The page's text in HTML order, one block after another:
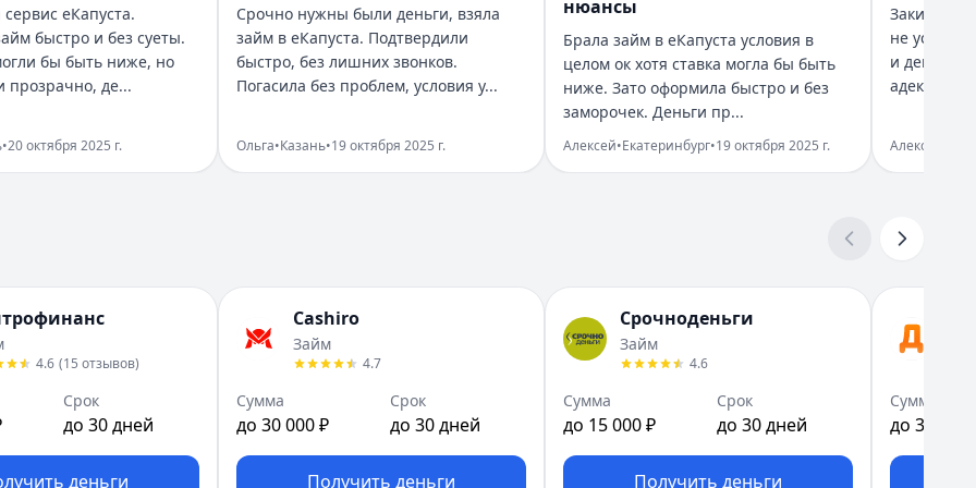
условия на специальных платформах. Сервис Кредитный Зай поможет найти наиболее
от банков и микрофинансовых организаций.
- трезво оценивать свои возможности и не забывать о необходимости своевременного
Одобрили быстро, условия понятные. Процент выше, чем хотелось, н...
оформила с телефона. Переплата умеренная, вернула раньше с...
Деньги пришли быстро, пролонгация удобная. Поддержка в чате...
еКапуста.
быстро и без суеты.
бы быть ниже, но
прозрачно, де...
•20 октября 2025 г.
Срочно нужны были деньги, взяла
займ в еКапуста. Подтвердили
быстро, без лишних звонков.
Погасила без проблем, условия у...
Ольга•Казань•19 октября 2025 г.
нюансы
Брала займ в еКапуста условия в
целом ок хотя ставка могла бы быть
ниже. Зато оформила быстро и без
заморочек. Деньги пр...
Алексей•Екатеринбург•19 октября 2025 г.
Закинул
не успел
и деньги
Алексей
4.6 (15 отзывов)
Срок
до 30 дней
деньги
Cashiro
Займ
4.7
Сумма
до 30 000 ₽
Срок
до 30 дней
Получить деньги
Срочноденьги
Займ
4.6
Сумма
до 15 000 ₽
Срок
до 30 дней
Получить деньги
Сумма
до 30 000